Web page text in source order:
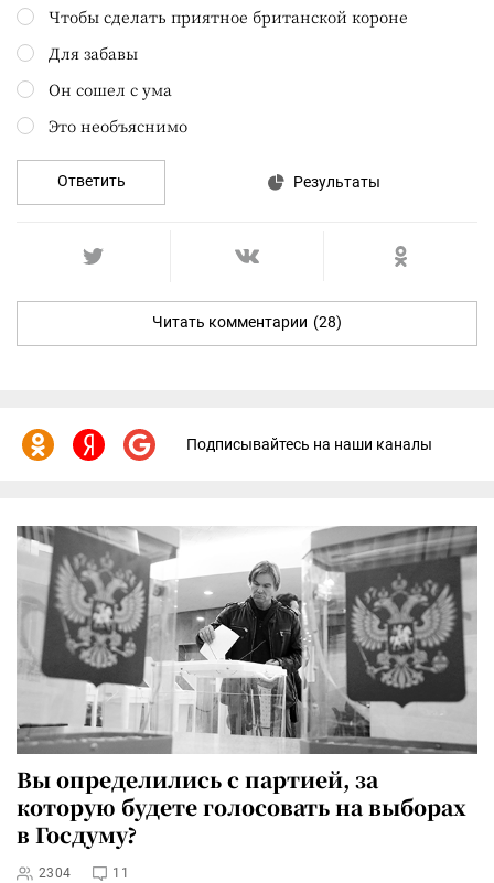
Чтобы сделать приятное британской короне
Для забавы
Он сошел с ума
Это необъяснимо
Ответить Результаты
Читать комментарии (28)
Подписывайтесь на наши каналы
Вы определились с партией, за
которую будете голосовать на выборах
в Госдуму?
2304 11